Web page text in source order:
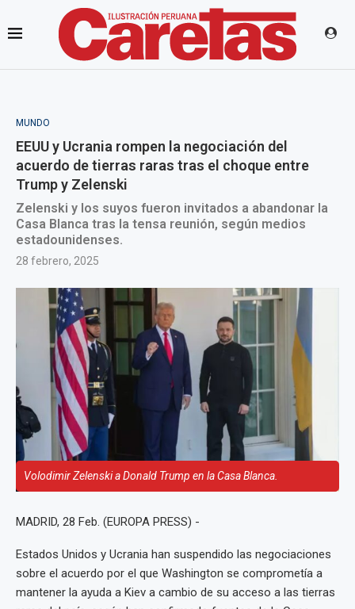
MUNDO
EEUU y Ucrania rompen la negociación del
acuerdo de tierras raras tras el choque entre
Trump y Zelenski
Zelenski y los suyos fueron invitados a abandonar la
Casa Blanca tras la tensa reunión, según medios
estadounidenses.
28 febrero, 2025
Volodimir Zelenski a Donald Trump en la Casa Blanca.
MADRID, 28 Feb. (EUROPA PRESS) -
Estados Unidos y Ucrania han suspendido las negociaciones
sobre el acuerdo por el que Washington se comprometía a
mantener la ayuda a Kiev a cambio de su acceso a las tierras